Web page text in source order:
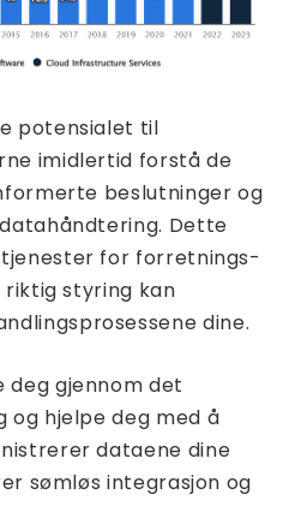
potensialet til
imidlertid forstå de
beslutninger og
Dette
for forretnings-
styring kan
dine.
deg gjennom det
og hjelpe deg med å
dataene dine
sømløs integrasjon og